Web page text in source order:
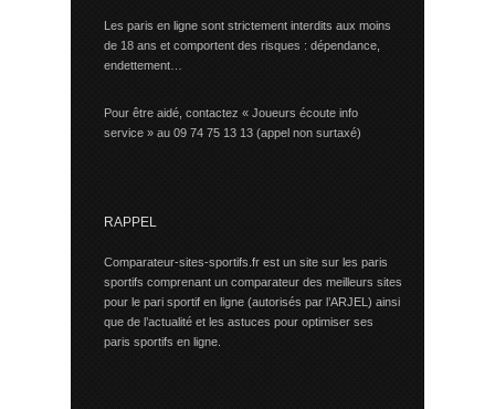
Les paris en ligne sont strictement interdits aux moins
de 18 ans et comportent des risques : dépendance,
endettement…
Pour être aidé, contactez « Joueurs écoute info
service » au 09 74 75 13 13 (appel non surtaxé)
RAPPEL
Comparateur-sites-sportifs.fr est un site sur les paris
sportifs comprenant un comparateur des meilleurs sites
pour le pari sportif en ligne (autorisés par l’ARJEL) ainsi
que de l’actualité et les astuces pour optimiser ses
paris sportifs en ligne.